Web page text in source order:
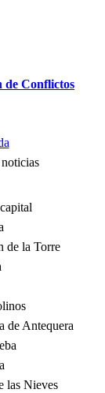
de Conflictos
de la Torre
de Antequera
las Nieves